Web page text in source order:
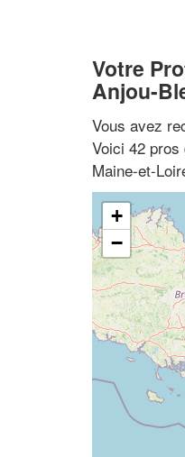
Votre
Anjou-
Vous avez
Voici 42
Maine-et-
+
−